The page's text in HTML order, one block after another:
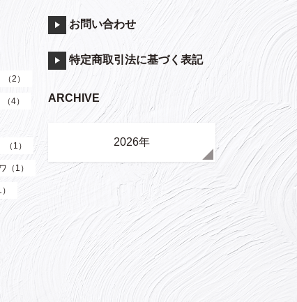
2）
4）
1）
（1）
お問い合わせ
特定商取引法に基づく表記
ARCHIVE
2026年